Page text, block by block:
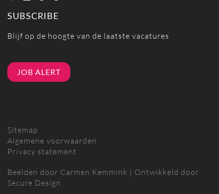
SUBSCRIBE
Blijf op de hoogte van de laatste vacatures
JOB ALERT
Sitemap
Algemene voorwaarden
Privacy statement
Beelden door Carmen Kemmink
| Ontwikkeld door
Secure Design